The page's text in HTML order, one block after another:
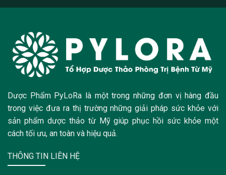
Dược Phẩm PyLoRa là một trong những đơn vị hàng đầu
trong việc đưa ra thị trường những giải pháp sức khỏe với
sản phẩm dược thảo từ Mỹ giúp phục hồi sức khỏe một
cách tối ưu, an toàn và hiệu quả.
THÔNG TIN LIÊN HỆ